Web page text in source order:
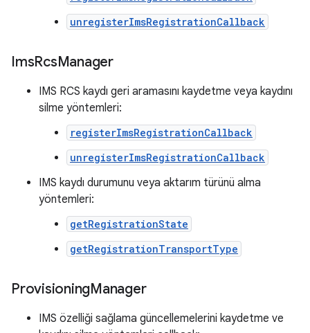
unregisterImsRegistrationCallback
ImsRcsManager
IMS RCS kaydı geri aramasını kaydetme veya kaydını
silme yöntemleri:
registerImsRegistrationCallback
unregisterImsRegistrationCallback
IMS kaydı durumunu veya aktarım türünü alma
yöntemleri:
getRegistrationState
getRegistrationTransportType
ProvisioningManager
IMS özelliği sağlama güncellemelerini kaydetme ve